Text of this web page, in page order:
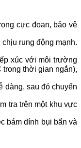
cực đoan, bảo vệ
rung động mạnh.
xúc với môi trường
trong thời gian ngắn),
dàng, sau đó chuyển
tra trên một khu vực
bám dính bụi bẩn và